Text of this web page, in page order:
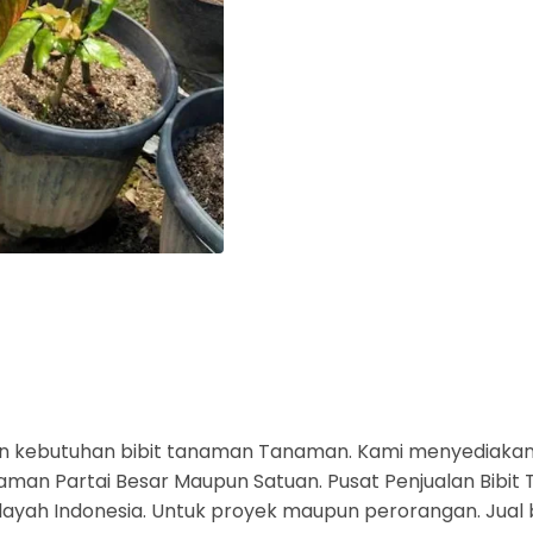
kebutuhan bibit tanaman Tanaman. Kami
Partai Besar Maupun Satuan. Pusat Penjualan Bibit
Indonesia. Untuk proyek maupun perorangan.